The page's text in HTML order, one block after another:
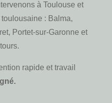
à Toulouse et
: Balma,
Portet-sur-Garonne et
rapide et travail